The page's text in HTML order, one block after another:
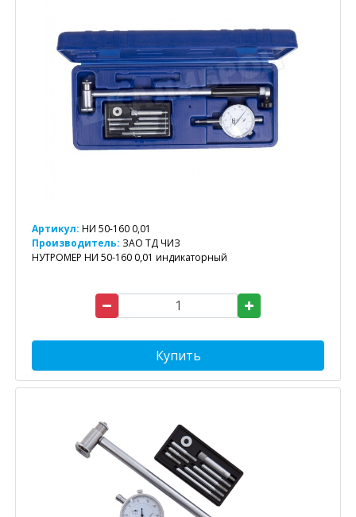
Артикул: НИ 50-160 0,01
Производитель: ЗАО ТД ЧИЗ
НУТРОМЕР НИ 50-160 0,01 индикаторный
Купить